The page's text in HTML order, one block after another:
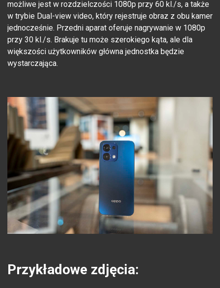
możliwe jest w rozdzielczości 1080p przy 60 kl./s, a także
w trybie Dual-view video, który rejestruje obraz z obu kamer
jednocześnie. Przedni aparat oferuje nagrywanie w 1080p
przy 30 kl./s. Brakuje tu może szerokiego kąta, ale dla
większości użytkowników główna jednostka będzie
wystarczająca.
Przykładowe zdjęcia: